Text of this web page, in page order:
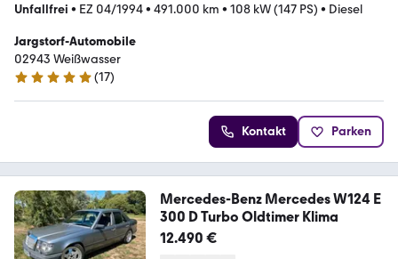
Unfallfrei • EZ 04/1994• 491.000 km • 108 kW (147 PS) • Diesel
Jargstorf-Automobile
02943 Weißwasser
5 Sterne
(17)
Kontakt Parken
Mercedes-Benz Mercedes W124 E
300 D Turbo Oldtimer Klima
12.490 €